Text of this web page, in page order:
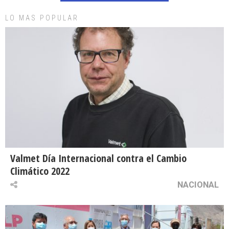
LO MAS POPULAR
Valmet Día Internacional contra el Cambio
Climático 2022
NACIONAL